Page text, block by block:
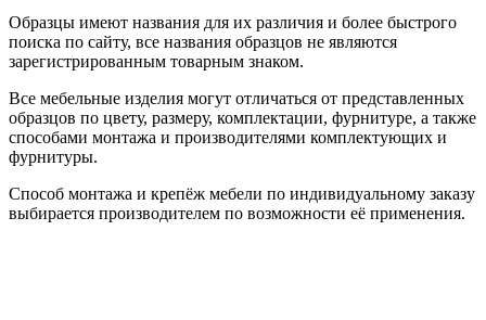
Образцы имеют названия для их различия и более быстрого
поиска по сайту, все названия образцов не являются
зарегистрированным товарным знаком.
Все мебельные изделия могут отличаться от представленных
образцов по цвету, размеру, комплектации, фурнитуре, а также
способами монтажа и производителями комплектующих и
фурнитуры.
Способ монтажа и крепёж мебели по индивидуальному заказу
выбирается производителем по возможности её применения.